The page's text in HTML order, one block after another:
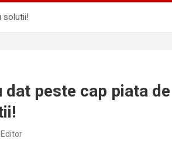
solutii!
dat peste cap piata
Editor